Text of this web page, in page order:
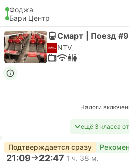
Фоджа
Бари Центр
Смарт | Поезд
NTV
Налоги
ещё 3 класса
Подтверждается сразу
21:09 22:47 1 ч. 38 м.